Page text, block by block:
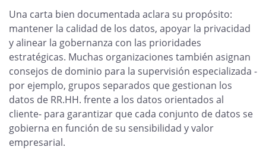
Una carta bien documentada aclara su propósito:
mantener la calidad de los datos, apoyar la privacidad
y alinear la gobernanza con las prioridades
estratégicas. Muchas organizaciones también asignan
consejos de dominio para la supervisión especializada -
por ejemplo, grupos separados que gestionan los
datos de RR.HH. frente a los datos orientados al
cliente- para garantizar que cada conjunto de datos se
gobierna en función de su sensibilidad y valor
empresarial.